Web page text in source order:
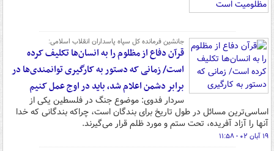
جانشین فرمانده کل سپاه پاسداران انقلاب اسلامی:
قرآن دفاع از مظلوم را به انسان‌ها تکلیف کرده
است/ زمانی که دستور به کارگیری توانمندی‌ها در
برابر دشمن اعلام شد، باید در اوج عمل کنیم
سردار فدوی: موضوع جنگ در فلسطین یکی از
اساسی‌ترین مسائل در طول تاریخ برای بندگان است، چراکه بندگانی که خدا
آنها را آزاد آفریده، تحت ستم و مورد ظلم قرار می‌گیرند.
۱۹ آبان ۰۲ - ۱۱:۵۸